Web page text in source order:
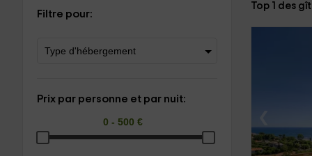
Filtre pour:
Prix par personne et par nuit:
Top 1 des
‹